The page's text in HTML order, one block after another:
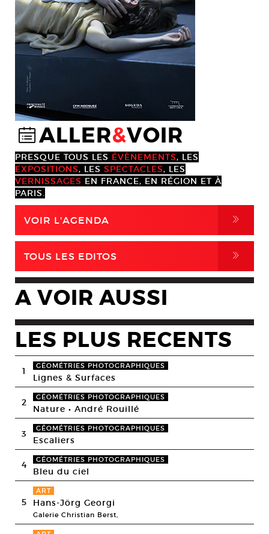
@ALLER&VOIR
PRESQUE TOUS LES ÉVÈNEMENTS, LES
EXPOSITIONS, LES SPECTACLES, LES
VERNISSAGES EN FRANCE, EN RÉGION ET À
PARIS.
VOIR L'AGENDA ,
TOUS LES EDITOS ,
A VOIR AUSSI
LES PLUS RECENTS
1 GÉOMÉTRIES PHOTOGRAPHIQUES
Lignes & Surfaces
2 GÉOMÉTRIES PHOTOGRAPHIQUES
Nature • André Rouillé
3 GÉOMÉTRIES PHOTOGRAPHIQUES
Escaliers
4 GÉOMÉTRIES PHOTOGRAPHIQUES
Bleu du ciel
5
ART
Hans-Jörg Georgi
Galerie Christian Berst,